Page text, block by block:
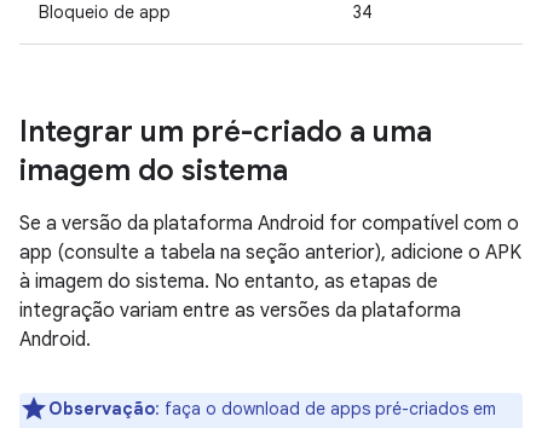
Bloqueio de app 34
Integrar um pré-criado a uma
imagem do sistema
Se a versão da plataforma Android for compatível com o
app (consulte a tabela na seção anterior), adicione o APK
à imagem do sistema. No entanto, as etapas de
integração variam entre as versões da plataforma
Android.
Observação: faça o download de apps pré-criados em